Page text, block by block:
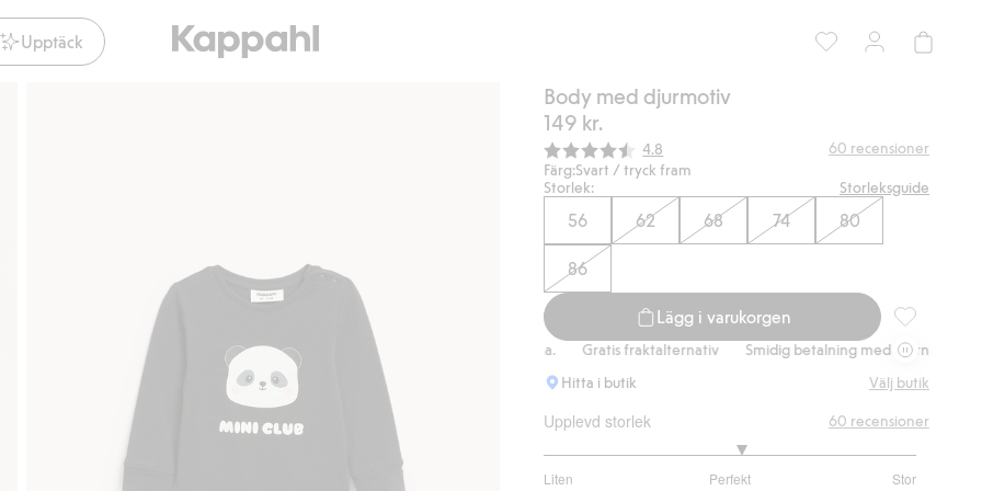
Upptäck
Body med djurmotiv
149 kr.
Snittbetyg:
4.8 60 recensioner
Färg:Svart / tryck fram
Storlek:
Storleksguide
56 62 68 74 80
86
Lägg i varukorgen
Body med
Gratis fraktalternativ Smidig betalning med Klarna. Gratis fraktalternativ Smidig betalning med Klarna.
Gratis
Hitta i butik
Välj butik
Upplevd storlek
Liten Perfekt Stor
60 recensioner